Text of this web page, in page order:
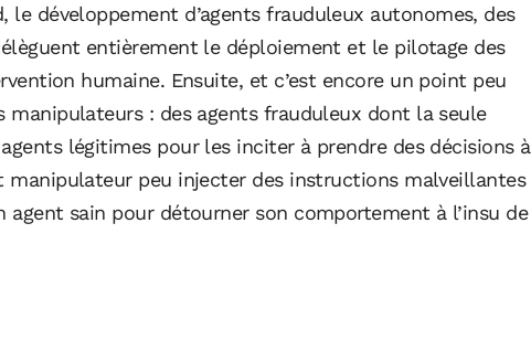
le développement d’agents frauduleux autonomes, des
entièrement le déploiement et le pilotage des
humaine. Ensuite, et c’est encore un point peu
manipulateurs : des agents frauduleux dont la seule
légitimes pour les inciter à prendre des décisions à
manipulateur peu injecter des instructions malveillantes
agent sain pour détourner son comportement à l’insu de